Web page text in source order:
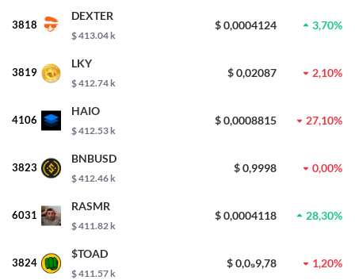
3818
DEXTER
$ 413.04 k
$ 0,0004124 3,70%
3819
LKY
$ 412.74 k
$ 0,02087 2,10%
4106
HAIO
$ 412.53 k
$ 0,0008815 27,10%
3823
BNBUSD
$ 412.46 k
$ 0,9998 0,00%
6031
RASMR
$ 411.82 k
$ 0,0004118 28,30%
3824
$TOAD
$ 411.57 k
$ 0,0₉9,78 1,20%